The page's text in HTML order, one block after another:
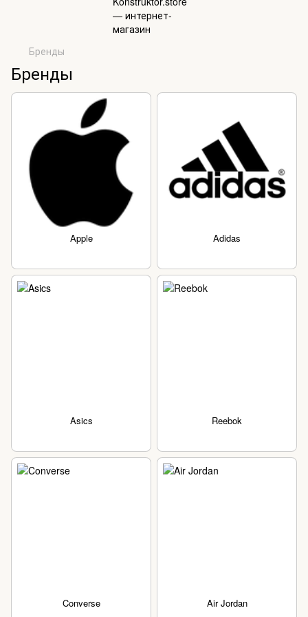
Бренды
Бренды
Apple Adidas
Asics Reebok
Converse Air Jordan